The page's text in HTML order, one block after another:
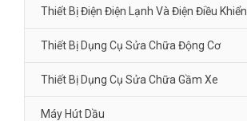
Thiết Bị Điện Điện Lạnh Và Điện Điều Khiển
Thiết Bị Dụng Cụ Sửa Chữa Động Cơ
Thiết Bị Dụng Cụ Sửa Chữa Gầm Xe
Máy Hút Dầu